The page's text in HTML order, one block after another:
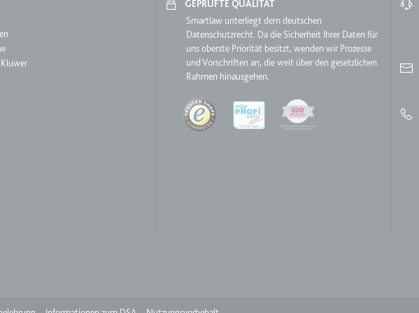
um die Interaktion der Nutzer mit eingebetteten Inhalten zu verfolgen.
GEPRÜFTE QUALITÄT
Smartlaw unterliegt dem deutschen
Datenschutzrecht. Da die Sicherheit Ihrer Daten für
uns oberste Priorität besitzt, wenden wir Prozesse
und Vorschriften an, die weit über den gesetzlichen
Rahmen hinausgehen.
Quality